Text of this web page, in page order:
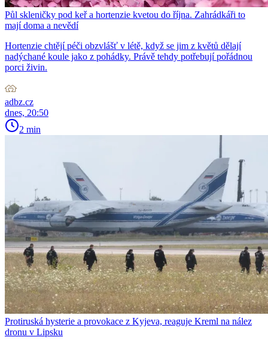
Půl skleničky pod keř a hortenzie kvetou do října. Zahrádkáři to
mají doma a nevědí
Hortenzie chtějí péči obzvlášť v létě, když se jim z květů dělají
nadýchané koule jako z pohádky. Právě tehdy potřebují pořádnou
porci živin.
adbz.cz
dnes, 20:50
2 min
Protiruská hysterie a provokace z Kyjeva, reaguje Kreml na nález
dronu v Lipsku